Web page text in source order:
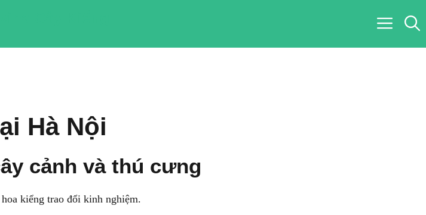
Hà Nội
cảnh và thú cưng
kiểng trao đổi kinh nghiệm.